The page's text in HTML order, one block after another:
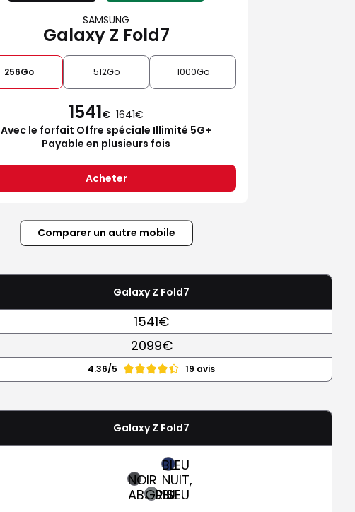
SAMSUNG
Galaxy Z Fold7
256Go 512Go 1000Go
1541€ 1641
Avec le forfait Offre spéciale Illimité 5G+
Payable en plusieurs fois
Acheter
Comparer un autre mobile
Galaxy Z Fold7
1541€
2099€
4.36/5 19 avis
Galaxy Z Fold7
NOIR
ABSOLU
GRIS
BLEU
NUIT,
BLEU